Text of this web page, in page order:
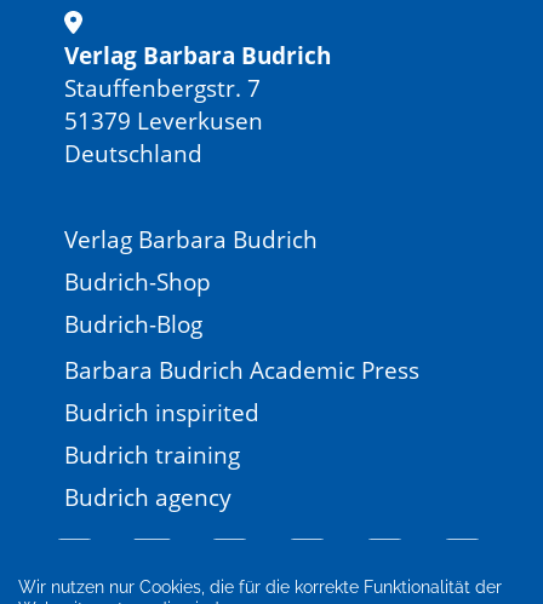
Wir nutzen nur Cookies, die für die korrekte Funktionalität der
Verlag Barbara Budrich
Stauffenbergstr. 7
51379 Leverkusen
Deutschland
Verlag Barbara Budrich
Budrich-Shop
Budrich-Blog
Barbara Budrich Academic Press
Budrich inspirited
Budrich training
Budrich agency